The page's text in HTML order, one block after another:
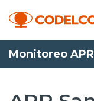
Transparencia activa
Monitoreo APR